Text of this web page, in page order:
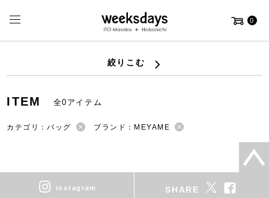
0
絞りこむ
ITEM 全0アイテム
カテゴリ：バッグ ブランド：MEYAME
instagram SHARE